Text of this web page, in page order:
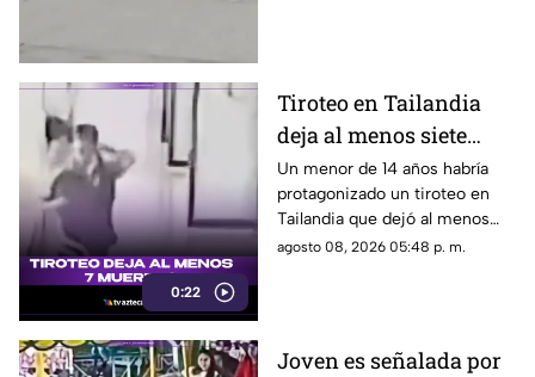
0:22
Tiroteo en Tailandia
deja al menos siete
muertos
Un menor de 14 años habría
protagonizado un tiroteo en
Tailandia que dejó al menos
siete personas muertas, entre
agosto 08, 2026 05:48 p. m.
Joven es señalada por